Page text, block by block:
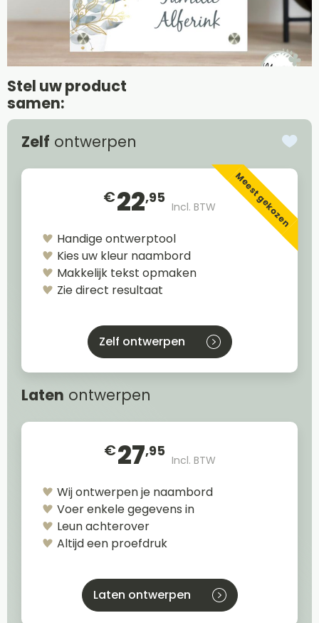
Stel uw product
samen:
Zelf ontwerpen
€22,95
Incl. BTW Meest gekozen
Handige ontwerptool
Kies uw kleur naambord
Makkelijk tekst opmaken
Zie direct resultaat
Zelf ontwerpen
Laten ontwerpen
€27,95
Incl. BTW
Wij ontwerpen je naambord
Voer enkele gegevens in
Leun achterover
Altijd een proefdruk
Laten ontwerpen